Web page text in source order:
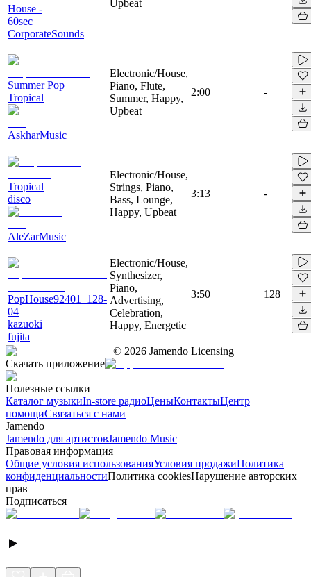
House -
60sec
CorporateSounds
Upbeat
Summer Pop
Tropical
AskharMusic
Electronic/House,
Piano, Flute,
Summer, Happy,
Upbeat
2:00 -
Tropical
disco
AleZarMusic
Electronic/House,
Strings, Piano,
Bass, Lounge,
Happy, Upbeat
3:13 -
PopHouse92401_128-
04
kazuoki
fujita
Electronic/House,
Synthesizer,
Piano,
Advertising,
Celebration,
Happy, Energetic
3:50 128
© 2026 Jamendo Licensing
Скачать приложение
Полезные ссылки
Каталог музыкиIn-store радиоЦеныКонтактыЦентр
помощиСвязаться с нами
Jamendo
Jamendo для артистовJamendo Music
Правовая информация
Общие условия использованияУсловия продажиПолитика
конфиденциальностиПолитика cookiesНарушение авторских
прав
Подписаться